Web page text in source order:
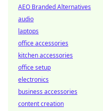
AEO Branded Alternatives
audio
laptops
office accessories
kitchen accessories
office setup
electronics
business accessories
content creation